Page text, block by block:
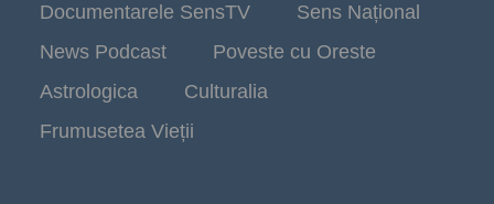
Documentarele SensTV
Sens Național
News Podcast
Poveste cu Oreste
Astrologica
Culturalia
Frumusetea Vieții